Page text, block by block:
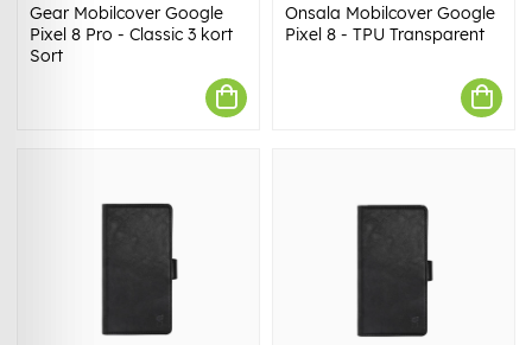
Gear Mobilcover Google
Pixel 8 Pro - Classic 3 kort
Sort
Onsala Mobilcover Google
Pixel 8 - TPU Transparent